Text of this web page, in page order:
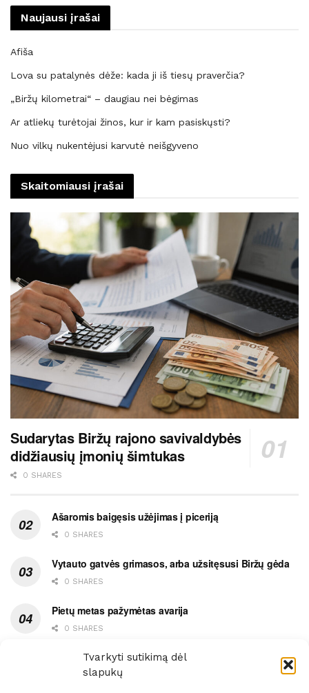
Tvarkyti sutikimą dėl
slapukų
Naujausi įrašai
Afiša
Lova su patalynės dėže: kada ji iš tiesų praverčia?
„Biržų kilometrai“ – daugiau nei bėgimas
Ar atliekų turėtojai žinos, kur ir kam pasiskųsti?
Nuo vilkų nukentėjusi karvutė neišgyveno
Skaitomiausi įrašai
Sudarytas Biržų rajono savivaldybės
didžiausių įmonių šimtukas
0 SHARES
Ašaromis baigęsis užėjimas į piceriją
0 SHARES
Vytauto gatvės grimasos, arba užsitęsusi Biržų gėda
0 SHARES
Pietų metas pažymėtas avarija
0 SHARES
Ypatingas dviejų medikių likimo ryšys
0 SHARES